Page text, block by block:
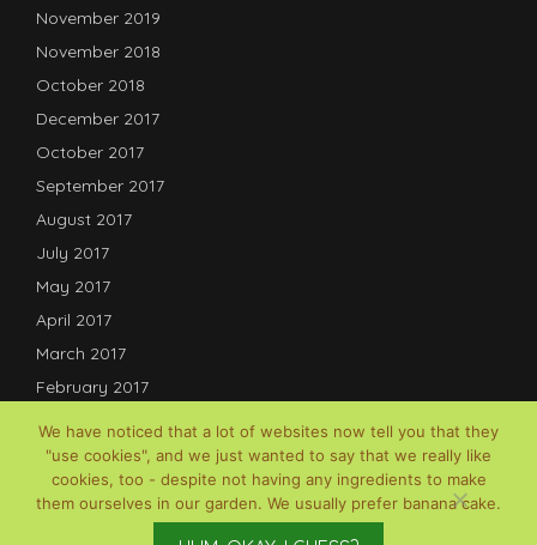
November 2019
November 2018
October 2018
December 2017
October 2017
September 2017
August 2017
July 2017
May 2017
April 2017
March 2017
February 2017
January 2017
December 2016
July 2016
© David B Lauterwasser, 2017-2025; Powered by
We have noticed that a lot of websites now tell you that they
"use cookies", and we just wanted to say that we really like
cookies, too - despite not having any ingredients to make
them ourselves in our garden. We usually prefer banana cake.